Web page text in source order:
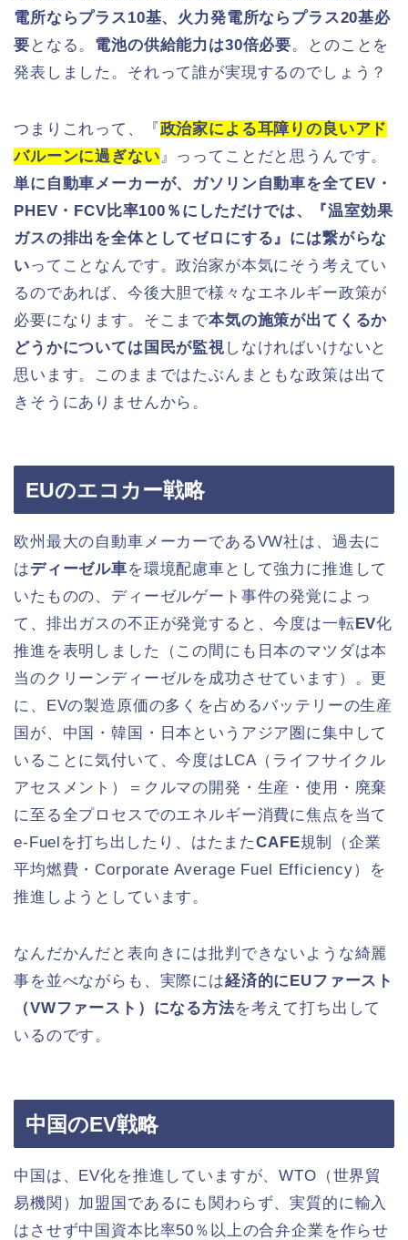
電所ならプラス10基、火力発電所ならプラス20基必
要 となる。 電池の供給能力は30倍必要。とのことを
発表しました。それって誰が実現するのでしょう？
つまりこれって、『政治家による耳障りの良いアド
バルーンに過ぎない』っってことだと思うんです。
単に自動車メーカーが、ガソリン自動車を全てEV・
PHEV・FCV比率100％にしただけでは、『温室効果
ガスの排出を全体としてゼロにする』には繋がらな
いってことなんです。政治家が本気にそう考えてい
るのであれば、今後大胆で様々なエネルギー政策が
必要になります。そこまで本気の施策が出てくるか
どうかについては国民が監視しなければいけないと
思います。このままではたぶんまともな政策は出て
きそうにありませんから。
EUのエコカー戦略
欧州最大の自動車メーカーであるVW社は、過去に
はディーゼル車を環境配慮車として強力に推進して
いたものの、ディーゼルゲート事件の発覚によっ
て、排出ガスの不正が発覚すると、今度は一転 EV化
推進を表明しました（この間にも日本のマツダは本
当のクリーンディーゼルを成功させています）。更
に、EVの製造原価の多くを占めるバッテリーの生産
国が、中国・韓国・日本というアジア圏に集中して
いることに気付いて、今度はLCA（ライフサイクル
アセスメント）＝クルマの開発・生産・使用・廃棄
に至る全プロセスでのエネルギー消費に焦点を当て
e-Fuelを打ち出したり、はたまたCAFE規制（企業
平均燃費・Corporate Average Fuel Efficiency）を
推進しようとしています。
なんだかんだと表向きには批判できないような綺麗
事を並べながらも、実際には経済的にEUファースト
（VWファースト）になる方法を考えて打ち出して
いるのです。
中国のEV戦略
中国は、EV化を推進していますが、WTO（世界貿
易機関）加盟国であるにも関わらず、実質的に輸入
はさせず中国資本比率50％以上の合弁企業を作らせ